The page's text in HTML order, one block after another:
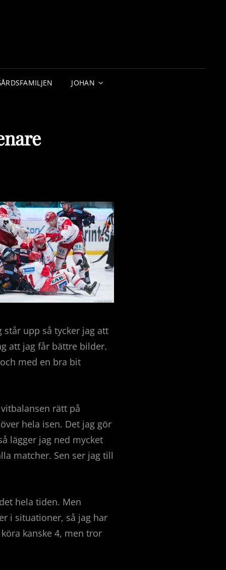
JOHAN
upp så tycker jag att
att jag får bättre bilder.
med en bra bit
rätt på
hela isen. Det jag gör
lägger jag ned mycket
matcher. Sen ser jag till
hela tiden. Men
i situationer, så jag har
kanske 4, men tror